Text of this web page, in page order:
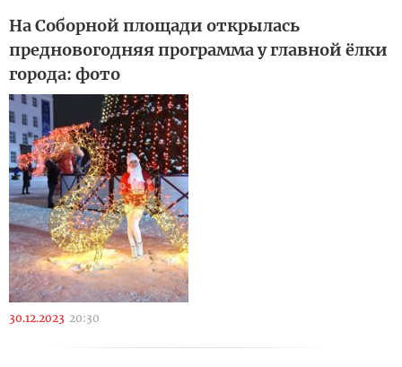
На Соборной площади открылась
предновогодняя программа у главной ёлки
города: фото
30.12.2023 20:30